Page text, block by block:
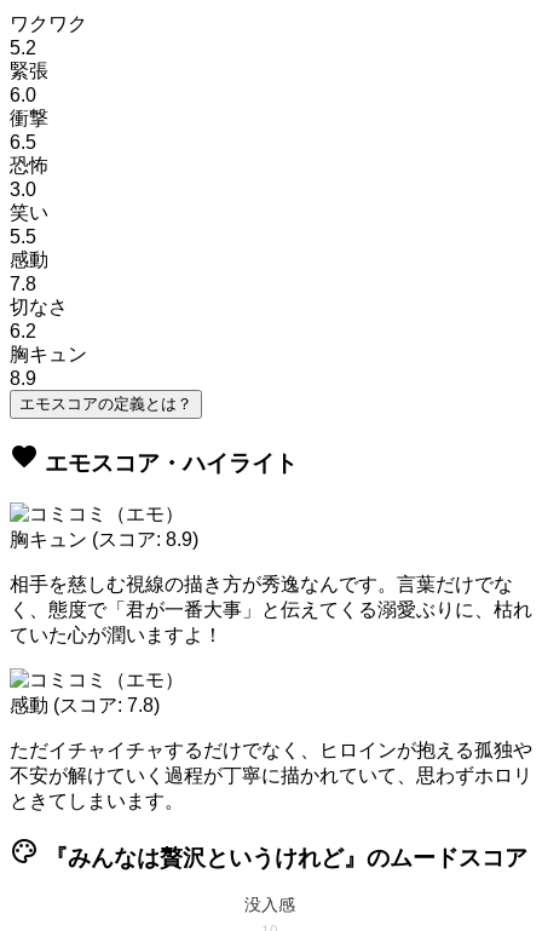
ワクワク
5.2
緊張
6.0
衝撃
6.5
恐怖
3.0
笑い
5.5
感動
7.8
切なさ
6.2
胸キュン
8.9
エモスコアの定義とは？
favorite エモスコア・ハイライト
胸キュン (スコア: 8.9)
相手を慈しむ視線の描き方が秀逸なんです。言葉だけでな
く、態度で「君が一番大事」と伝えてくる溺愛ぶりに、枯れ
ていた心が潤いますよ！
感動 (スコア: 7.8)
ただイチャイチャするだけでなく、ヒロインが抱える孤独や
不安が解けていく過程が丁寧に描かれていて、思わずホロリ
ときてしまいます。
palette 『みんなは贅沢というけれど』のムードスコア